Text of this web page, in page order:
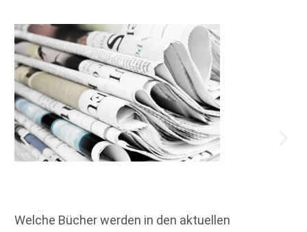
Welche Bücher werden in den aktuellen